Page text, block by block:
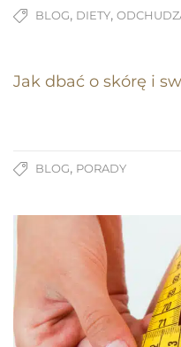
BLOG, DIETY,
Jak dbać o skórę i
BLOG, PORADY